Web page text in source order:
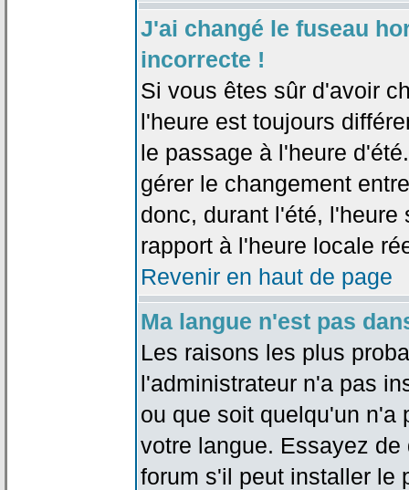
J'ai changé le fuseau
incorrecte !
Si vous êtes sûr d'avoir
l'heure est toujours
le passage à l'heure
gérer le changement
donc, durant l'été, l'heure
rapport à l'heure locale
Revenir en haut de page
Ma langue n'est pas
Les raisons les plus
l'administrateur n'a pas
ou que soit quelqu'un n'a
votre langue. Essayez
forum s'il peut installer le